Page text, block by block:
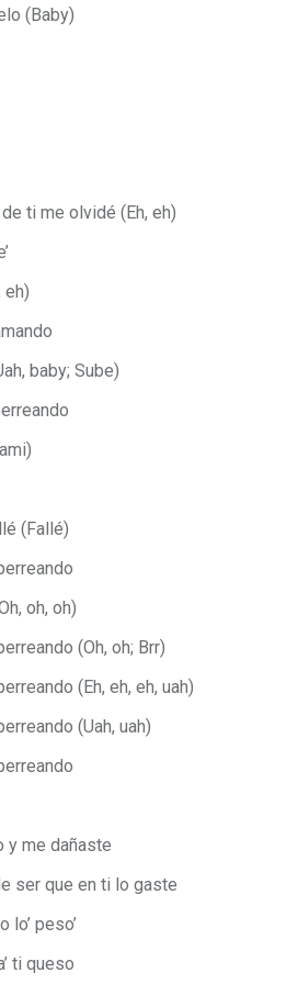
(Baby)
ti me olvidé (Eh, eh)
eh)
baby; Sube)
(Fallé)
oh, oh)
(Oh, oh; Brr)
(Eh, eh, eh, uah)
(Uah, uah)
y me dañaste
ser que en ti lo gaste
peso’
ti queso